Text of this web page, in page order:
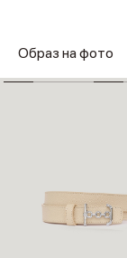
Образ на фото